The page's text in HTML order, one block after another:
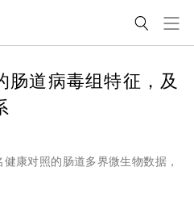
肠道病毒组特征，及
康对照的肠道多界微生物数据，